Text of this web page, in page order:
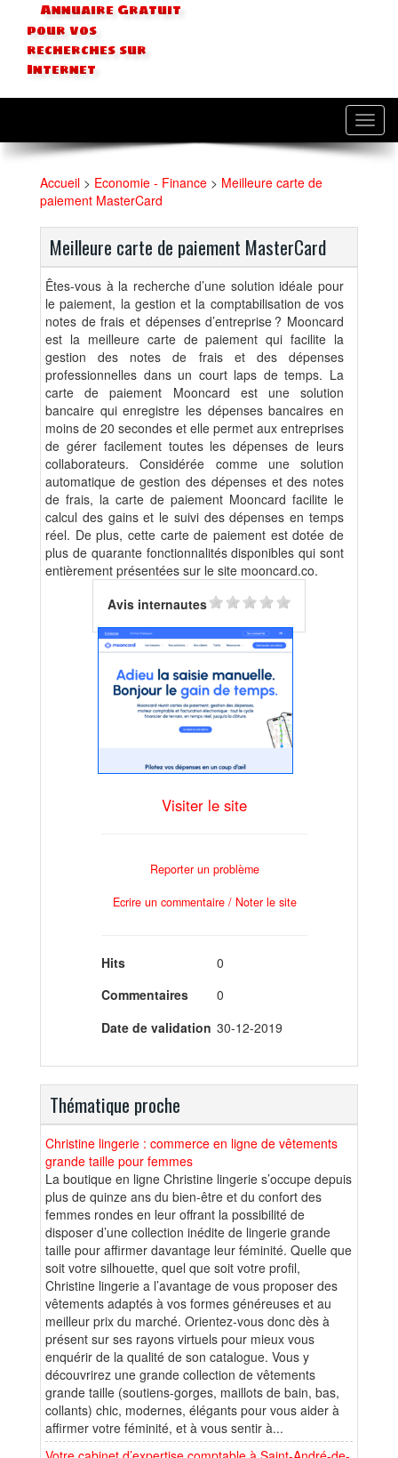
Annuaire Gratuit
pour vos
recherches sur
Internet
Accueil > Economie - Finance > Meilleure carte de
paiement MasterCard
Meilleure carte de paiement MasterCard
Êtes-vous à la recherche d’une solution idéale pour
le paiement, la gestion et la comptabilisation de vos
notes de frais et dépenses d’entreprise ? Mooncard
est la meilleure carte de paiement qui facilite la
gestion des notes de frais et des dépenses
professionnelles dans un court laps de temps. La
carte de paiement Mooncard est une solution
bancaire qui enregistre les dépenses bancaires en
moins de 20 secondes et elle permet aux entreprises
de gérer facilement toutes les dépenses de leurs
collaborateurs. Considérée comme une solution
automatique de gestion des dépenses et des notes
de frais, la carte de paiement Mooncard facilite le
calcul des gains et le suivi des dépenses en temps
réel. De plus, cette carte de paiement est dotée de
plus de quarante fonctionnalités disponibles qui sont
entièrement présentées sur le site mooncard.co.
Avis internautes
Visiter le site
Reporter un problème
Ecrire un commentaire / Noter le site
Hits
0
Commentaires
0
Date de validation 30-12-2019
Thématique proche
Christine lingerie : commerce en ligne de vêtements
grande taille pour femmes
La boutique en ligne Christine lingerie s’occupe depuis
plus de quinze ans du bien-être et du confort des
femmes rondes en leur offrant la possibilité de
disposer d’une collection inédite de lingerie grande
taille pour affirmer davantage leur féminité. Quelle que
soit votre silhouette, quel que soit votre profil,
Christine lingerie a l’avantage de vous proposer des
vêtements adaptés à vos formes généreuses et au
meilleur prix du marché. Orientez-vous donc dès à
présent sur ses rayons virtuels pour mieux vous
enquérir de la qualité de son catalogue. Vous y
découvrirez une grande collection de vêtements
grande taille (soutiens-gorges, maillots de bain, bas,
collants) chic, modernes, élégants pour vous aider à
affirmer votre féminité, et à vous sentir à...